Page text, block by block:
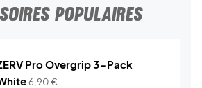
POPULAIRES
Pro Overgrip 3-Pack
6,90€